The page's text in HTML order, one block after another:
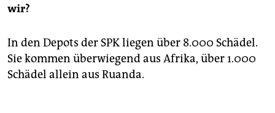
wir?
In den Depots der SPK liegen über 8.000 Schädel.
Sie kommen überwiegend aus Afrika, über 1.000
Schädel allein aus Ruanda.